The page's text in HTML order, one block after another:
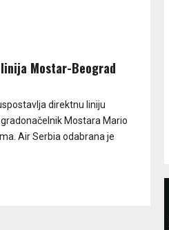
Mostar-Beograd
direktnu liniju
Mostara Mario
Air Serbia odabrana je